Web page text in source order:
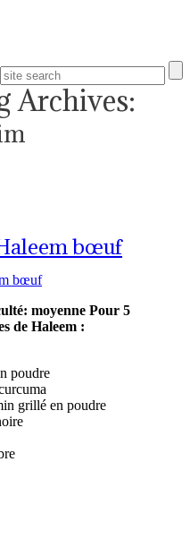
Archives:
bœuf
moyenne Pour 5
de Haleem :
poudre
grillé en poudre